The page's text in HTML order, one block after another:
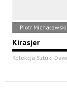
Piotr Michałowski
Kirasjer
Kolekcja Sztuki